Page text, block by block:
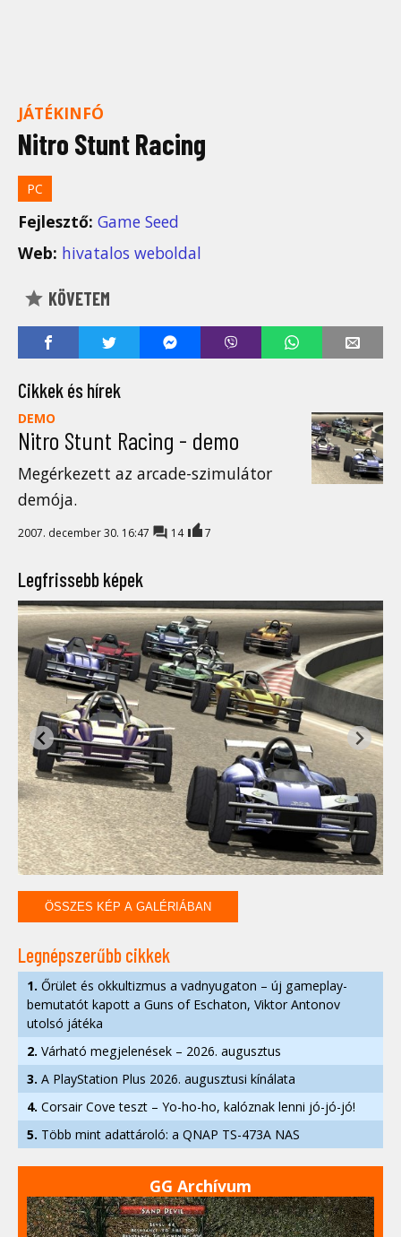
JÁTÉKINFÓ
Nitro Stunt Racing
PC
Fejlesztő: Game Seed
Web: hivatalos weboldal
KÖVETEM
Cikkek és hírek
DEMO
Nitro Stunt Racing - demo
Megérkezett az arcade-szimulátor
demója.
2007. december 30. 16:47 14 7
Legfrissebb képek
ÖSSZES KÉP A GALÉRIÁBAN
Legnépszerűbb cikkek
1. Őrület és okkultizmus a vadnyugaton – új gameplay-
bemutatót kapott a Guns of Eschaton, Viktor Antonov
utolsó játéka
2. Várható megjelenések – 2026. augusztus
3. A PlayStation Plus 2026. augusztusi kínálata
4. Corsair Cove teszt – Yo-ho-ho, kalóznak lenni jó-jó-jó!
5. Több mint adattároló: a QNAP TS-473A NAS
GG Archívum